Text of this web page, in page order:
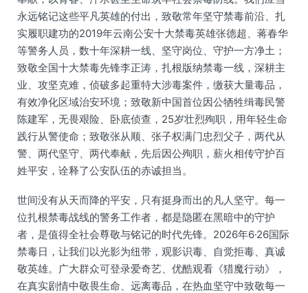
永远铭记这些平凡英雄的付出，致敬常年坚守禁毒前沿、扎
实履职建功的2019年云南公安十大禁毒英雄张德超、蒋春华
等警务人员，数十年深耕一线、坚守岗位、守护一方净土；
致敬全国十大禁毒先锋李正涛，扎根版纳禁毒一线，深耕主
业、攻坚克难，侦破多起重特大涉毒案件，缴获大量毒品，
有效净化区域治安环境；致敬新中国首位因公牺牲缉毒民警
陈建军，无畏艰险、卧底侦查，25岁壮烈殉职，用年轻生命
践行从警使命；致敬张从顺、张子权满门忠烈父子，两代从
警、两代坚守、两代奉献，先后因公殉职，薪火相传守护百
姓平安，诠释了公安队伍的赤诚担当。
世间没有从天而降的平安，只有挺身而出的凡人坚守。每一
位扎根禁毒战线的警务工作者，都是隐匿在黑暗中的守护
者，是值得全社会尊敬与铭记的时代先锋。2026年6·26国际
禁毒日，让我们以光影为纽带，观影识毒、自觉拒毒、真诚
敬英雄。广大群众可登录爱奇艺、优酷观看《猎魔行动》，
在真实剧情中敬畏生命、远离毒品，在热血坚守中致敬每一